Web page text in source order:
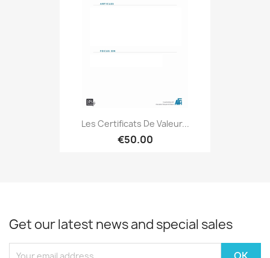
Les Certificats De Valeur...
€50.00
Get our latest news and special sales